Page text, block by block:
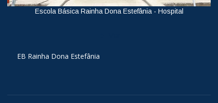
Escola Básica Rainha Dona Estefânia - Hospital
EB Rainha Dona Estefânia